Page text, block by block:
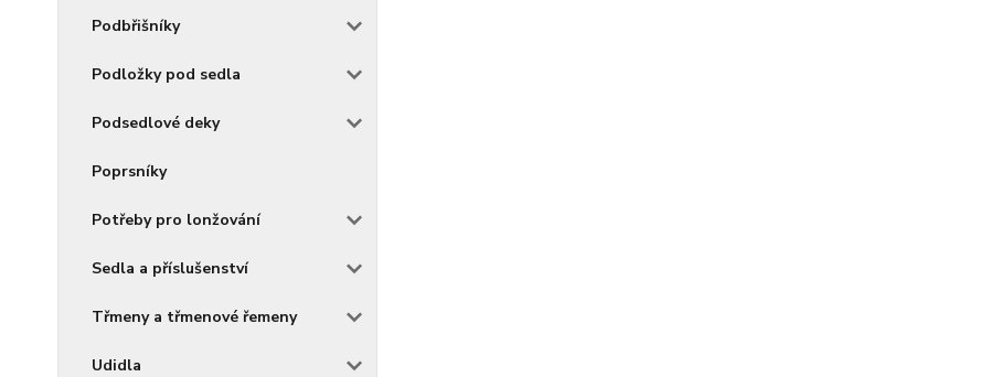
Podbřišníky
Podložky pod sedla
Podsedlové deky
Poprsníky
Potřeby pro lonžování
Sedla a příslušenství
Třmeny a třmenové řemeny
Udidla